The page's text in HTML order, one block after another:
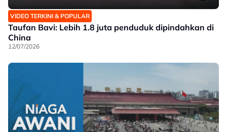
VIDEO TERKINI & POPULAR
Taufan Bavi: Lebih 1.8 juta penduduk dipindahkan di
China
12/07/2026